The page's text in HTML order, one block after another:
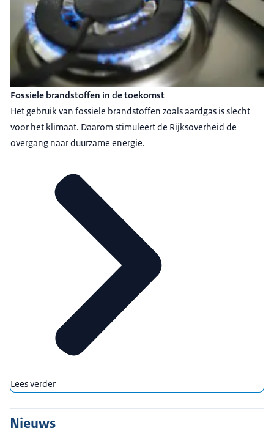
Fossiele brandstoffen in de toekomst
Het gebruik van fossiele brandstoffen zoals aardgas is slecht
voor het klimaat. Daarom stimuleert de Rijksoverheid de
overgang naar duurzame energie.
Lees verder
Nieuws